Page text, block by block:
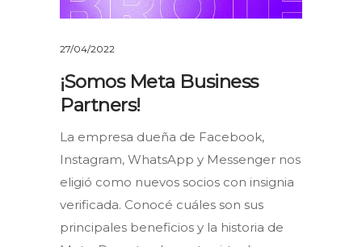
27/04/2022
¡Somos Meta Business
Partners!
La empresa dueña de Facebook,
Instagram, WhatsApp y Messenger nos
eligió como nuevos socios con insignia
verificada. Conocé cuáles son sus
principales beneficios y la historia de